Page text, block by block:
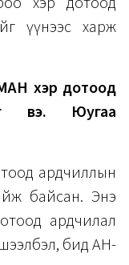
үүнээс харж
хэр дотоод
вэ. Юугаа
ардчиллын
байсан. Энэ
ардчилал
бид АН-